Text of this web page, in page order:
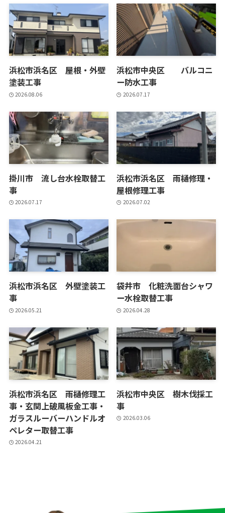
浜松市浜名区 屋根・外壁
塗装工事
2026.08.06
浜松市中央区 バルコニ
ー防水工事
2026.07.17
掛川市 流し台水栓取替工
事
2026.07.17
浜松市浜名区 雨樋修理・
屋根修理工事
2026.07.02
浜松市浜名区 外壁塗装工
事
2026.05.21
袋井市 化粧洗面台シャワ
ー水栓取替工事
2026.04.28
浜松市浜名区 雨樋修理工
事・玄関上破風板金工事・
ガラスルーバーハンドルオ
ペレター取替工事
2026.04.21
浜松市中央区 樹木伐採工
事
2026.03.06